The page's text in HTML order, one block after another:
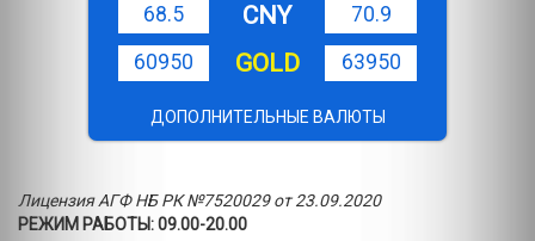
68.5
CNY
70.9
60950
GOLD 63950
ДОПОЛНИТЕЛЬНЫЕ ВАЛЮТЫ
Лицензия АГФ НБ РК №7520029 от 23.09.2020
РЕЖИМ РАБОТЫ: 09.00-20.00